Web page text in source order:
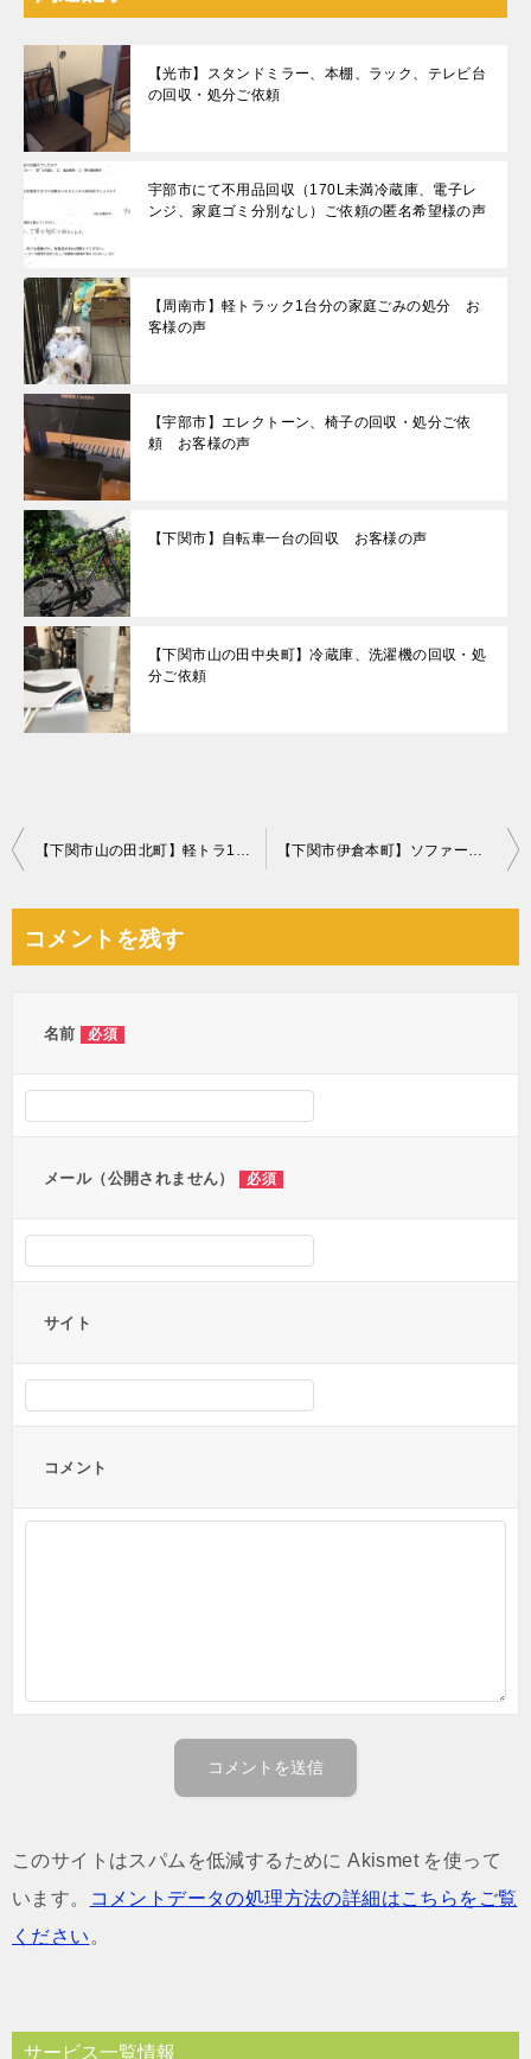
【光市】スタンドミラー、本棚、ラック、テレビ台
の回収・処分ご依頼
宇部市にて不用品回収（170L未満冷蔵庫、電子レ
ンジ、家庭ゴミ分別なし）ご依頼の匿名希望様の声
【周南市】軽トラック1台分の家庭ごみの処分 お
客様の声
【宇部市】エレクトーン、椅子の回収・処分ご依
頼 お客様の声
【下関市】自転車一台の回収 お客様の声
【下関市山の田中央町】冷蔵庫、洗濯機の回収・処
分ご依頼
投
ビ
【下関市山の田北町】軽トラ1台分の不用品回収・処分 お客様の声 【下関市伊倉本町】ソファーベッドの回収・処分ご依頼 お客様の声
コメントを残す
名前 必須
メール（公開されません） 必須
サイト
コメント
このサイトはスパムを低減するために Akismet を使って
います。
コメントデータの処理方法の詳細はこちらをご覧
ください 。
サービス一覧情報